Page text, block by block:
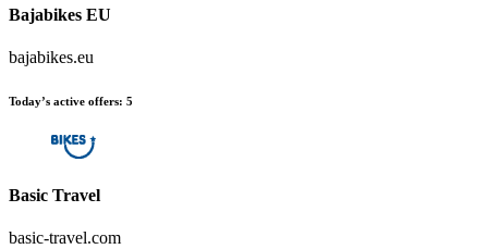
Bajabikes EU
bajabikes.eu
Today’s active offers: 5
Basic Travel
basic-travel.com